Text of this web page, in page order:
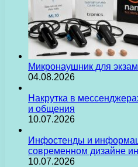
Микронаушник для
04.08.2026
Накрутка в
и общения
10.07.2026
Инфостенды и
современном дизайне
10.07.2026